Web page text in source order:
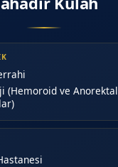
(Hemoroid ve Anorektal